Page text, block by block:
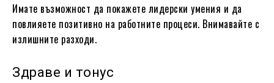
Имате възможност да покажете лидерски умения и да
повлияете позитивно на работните процеси. Внимавайте с
излишните разходи.
Здраве и тонус